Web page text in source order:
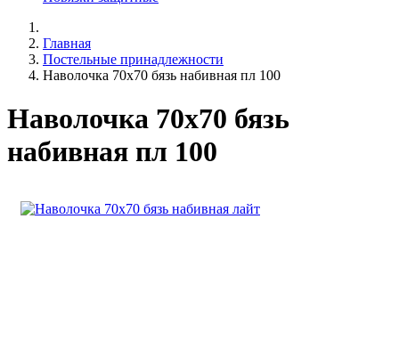
Главная
Постельные принадлежности
Наволочка 70х70 бязь набивная пл 100
Наволочка 70х70 бязь
набивная пл 100